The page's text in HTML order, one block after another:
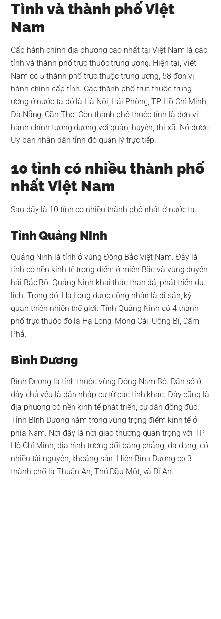
Tình và thành phố Việt
Nam
Cấp hành chính địa phương cao nhất tại Việt Nam là các
tỉnh và thành phố trực thuộc trung ương. Hiện tại, Việt
Nam có 5 thành phố trực thuộc trung ương, 58 đơn vị
hành chính cấp tỉnh. Các thành phố trực thuộc trung
ương ở nước ta đó là Hà Nội, Hải Phòng, TP Hồ Chí Minh,
Đà Nẵng, Cần Thơ. Còn thành phố thuộc tỉnh là đơn vị
hành chính tương đương với quận, huyện, thị xã. Nó được
Ủy ban nhân dân tỉnh đó quản lý trực tiếp.
10 tỉnh có nhiều thành phố
nhất Việt Nam
Sau đây là 10 tỉnh có nhiều thành phố nhất ở nước ta.
Tỉnh Quảng Ninh
Quảng Ninh là tỉnh ở vùng Đông Bắc Việt Nam. Đây là
tỉnh có nền kinh tế trọng điểm ở miền Bắc và vùng duyên
hải Bắc Bộ. Quảng Ninh khai thác than đá, phát triển du
lịch. Trong đó, Hạ Long được công nhận là di sản, kỳ
quan thiên nhiên thế giới. Tỉnh Quảng Ninh có 4 thành
phố trực thuộc đó là Hạ Long, Móng Cái, Uông Bí, Cẩm
Phả.
Bình Dương
Bình Dương là tỉnh thuộc vùng Đông Nam Bộ. Dân số ở
đây chủ yếu là dân nhập cư từ các tỉnh khác. Đây cũng là
địa phương có nền kinh tế phát triển, cư dân đông đúc.
Tỉnh Bình Dương nằm trong vùng trọng điểm kinh tế ở
phía Nam. Nơi đây là nơi giao thương quan trọng với TP
Hồ Chí Minh, địa hình tương đối bằng phẳng, đa dạng, có
nhiều tài nguyên, khoáng sản. Hiện Bình Dương có 3
thành phố là Thuận An, Thủ Dầu Một, và Dĩ An.